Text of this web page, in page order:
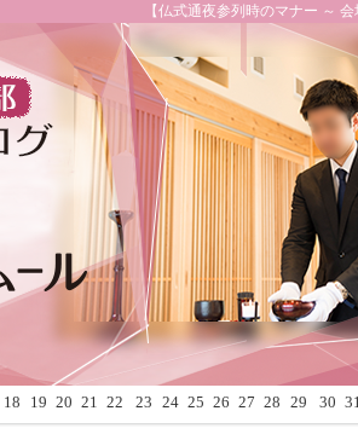
【仏式通夜参列時のマナー ～ 会
18 19 20 21 22 23 24 25 26 27 28 29 30